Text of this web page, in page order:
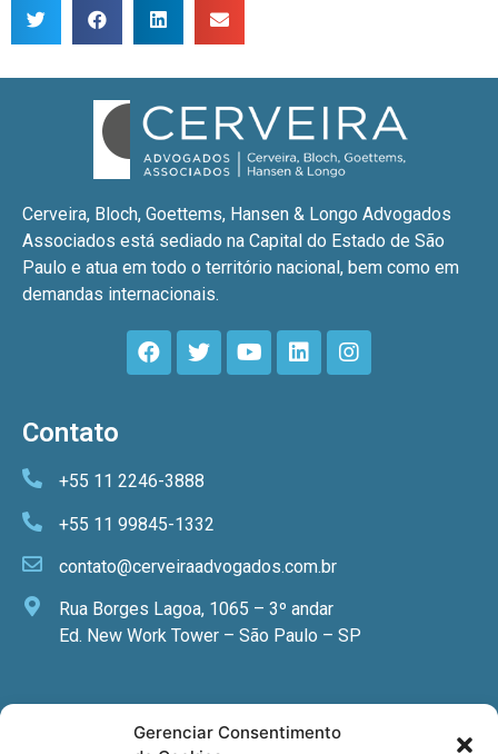
Gerenciar Consentimento
Cerveira, Bloch, Goettems, Hansen & Longo Advogados
Associados está sediado na Capital do Estado de São
Paulo e atua em todo o território nacional, bem como em
demandas internacionais.
Contato
+55 11 2246-3888
+55 11 99845-1332
contato@cerveiraadvogados.com.br
Rua Borges Lagoa, 1065 – 3º andar
Ed. New Work Tower – São Paulo – SP
Newsletter